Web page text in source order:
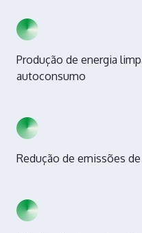
Produção de energia
autoconsumo
Redução de emissões